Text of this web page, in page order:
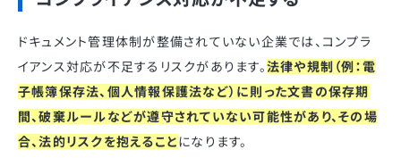
ドキュメント管理体制が整備されていない企業では、コンプラ
イアンス対応が不足するリスクがあります。法律や規制（例：電
子帳簿保存法、個人情報保護法など）に則った文書の保存期
間、破棄ルールなどが遵守されていない可能性があり、その場
合、法的リスクを抱えることになります。